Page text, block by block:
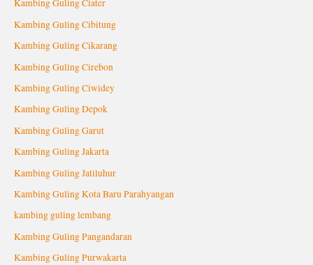
Kambing Guling Ciater
Kambing Guling Cibitung
Kambing Guling Cikarang
Kambing Guling Cirebon
Kambing Guling Ciwidey
Kambing Guling Depok
Kambing Guling Garut
Kambing Guling Jakarta
Kambing Guling Jatiluhur
Kambing Guling Kota Baru Parahyangan
kambing guling lembang
Kambing Guling Pangandaran
Kambing Guling Purwakarta